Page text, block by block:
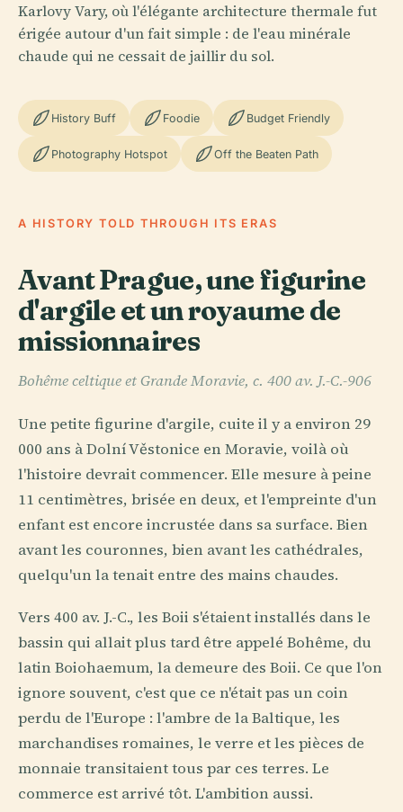
Karlovy Vary, où l'élégante architecture thermale fut
érigée autour d'un fait simple : de l'eau minérale
chaude qui ne cessait de jaillir du sol.
History Buff Foodie Budget Friendly
Photography Hotspot Off the Beaten Path
A HISTORY TOLD THROUGH ITS ERAS
Avant Prague, une figurine
d'argile et un royaume de
missionnaires
Bohême celtique et Grande Moravie, c. 400 av. J.-C.-906
Une petite figurine d'argile, cuite il y a environ 29
000 ans à Dolní Věstonice en Moravie, voilà où
l'histoire devrait commencer. Elle mesure à peine
11 centimètres, brisée en deux, et l'empreinte d'un
enfant est encore incrustée dans sa surface. Bien
avant les couronnes, bien avant les cathédrales,
quelqu'un la tenait entre des mains chaudes.
Vers 400 av. J.-C., les Boii s'étaient installés dans le
bassin qui allait plus tard être appelé Bohême, du
latin Boiohaemum, la demeure des Boii. Ce que l'on
ignore souvent, c'est que ce n'était pas un coin
perdu de l'Europe : l'ambre de la Baltique, les
marchandises romaines, le verre et les pièces de
monnaie transitaient tous par ces terres. Le
commerce est arrivé tôt. L'ambition aussi.